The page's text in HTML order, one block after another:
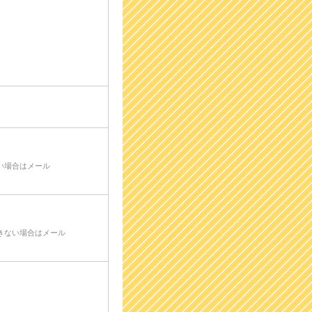
場合はメール
ない場合はメール